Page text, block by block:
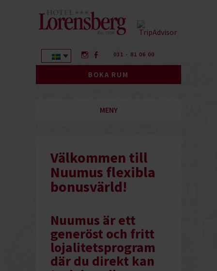
031 - 81 06 00
BOKA RUM
MENY
Välkommen till
Nuumus flexibla
bonusvärld!
Nuumus är ett
generöst och fritt
lojalitetsprogram
där du direkt kan